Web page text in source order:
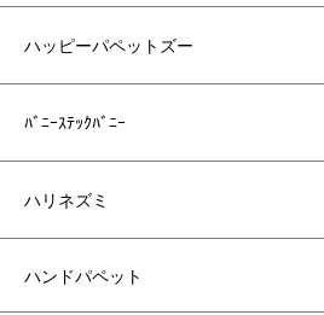
ハッピーパペットズー
ﾊﾞﾆｰｽﾃｯｸﾊﾞﾆｰ
ハリネズミ
ハンドパペット